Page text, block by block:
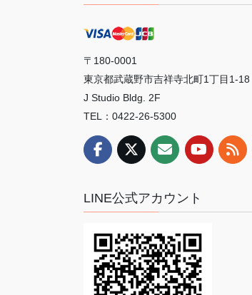
〒180-0001
東京都武蔵野市吉祥寺北町1丁目1-18
J Studio Bldg. 2F
TEL：0422-26-5300
LINE公式アカウント